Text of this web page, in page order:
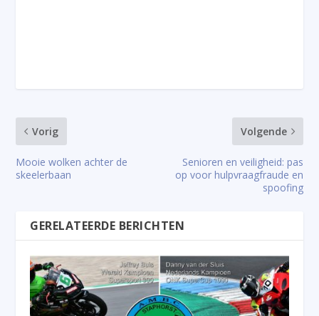
Vorig
Mooie wolken achter de
skeelerbaan
Volgende
Senioren en veiligheid: pas
op voor hulpvraagfraude en
spoofing
GERELATEERDE BERICHTEN